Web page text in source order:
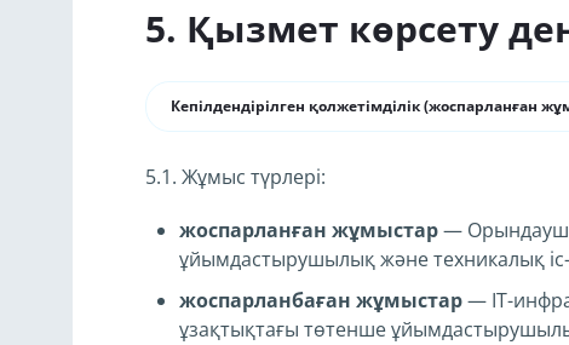
Қызмет көрсету
Кепілдендірілген қолжетімділік (жоспарланған
5.1. Жұмыс түрлері:
жоспарланған жұмыстар—
ұйымдастырушылық және техникалық
жоспарланбаған жұмыстар— IT-
ұзақтықтағы төтенше